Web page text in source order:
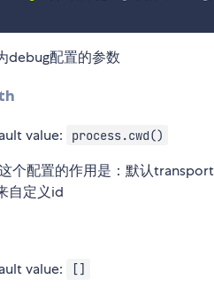
debug配置的参数
value: process.cwd()
个配置的作用是：默认
自定义id
value: []